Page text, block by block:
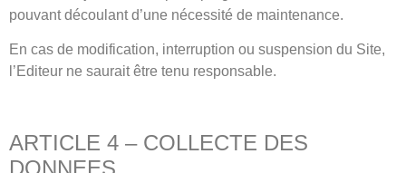
pouvant découlant d’une nécessité de maintenance.
En cas de modification, interruption ou suspension du Site,
l’Editeur ne saurait être tenu responsable.
ARTICLE 4 – COLLECTE DES
DONNEES